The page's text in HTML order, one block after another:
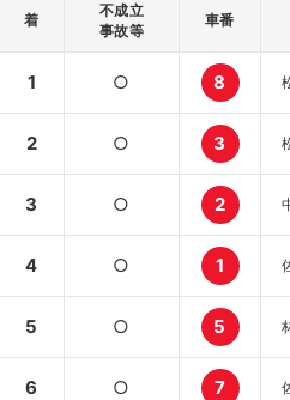
着
不成立
事故等
車番
1 ○ 8
2 ○ 3
3 ○ 2
4 ○ 1
5 ○ 5
6 ○ 7